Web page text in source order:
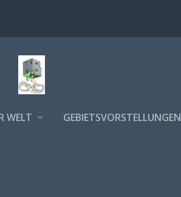
WELT GEBIETSVORSTELLUNGEN